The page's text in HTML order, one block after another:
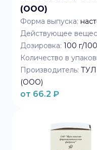
(ООО)
Форма выпуска:
Действующее
Дозировка: 100 г/
Количество в
Производитель:
(ООО)
от 66.2 ₽